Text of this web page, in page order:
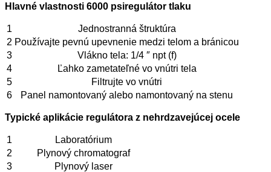
Hlavné vlastnosti 6000 psiregulátor tlaku
1
Jednostranná štruktúra
2 Používajte pevnú upevnenie medzi telom a bránicou
3
Vlákno tela: 1/4 ″ npt (f)
4
Ľahko zametateľné vo vnútri tela
5
Filtrujte vo vnútri
6
Panel namontovaný alebo namontovaný na stenu
Typické aplikácie regulátora z nehrdzavejúcej ocele
1
Laboratórium
2
Plynový chromatograf
3
Plynový laser